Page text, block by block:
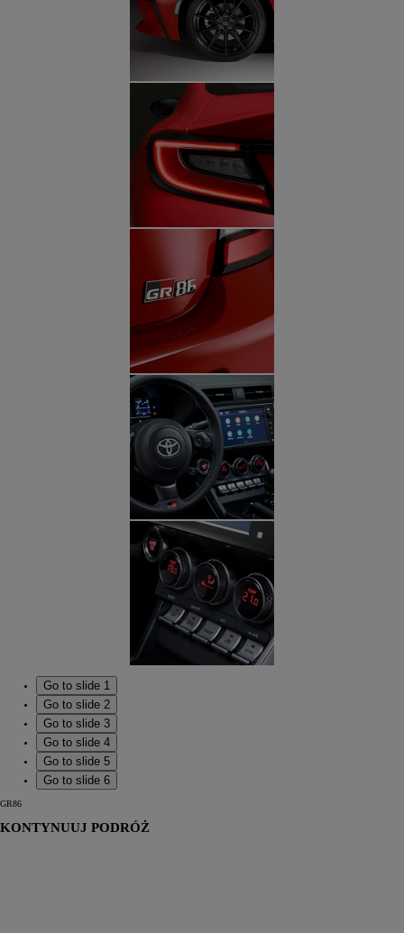
Go to slide 1
Go to slide 2
Go to slide 3
Go to slide 4
Go to slide 5
Go to slide 6
GR86
KONTYNUUJ PODRÓŻ